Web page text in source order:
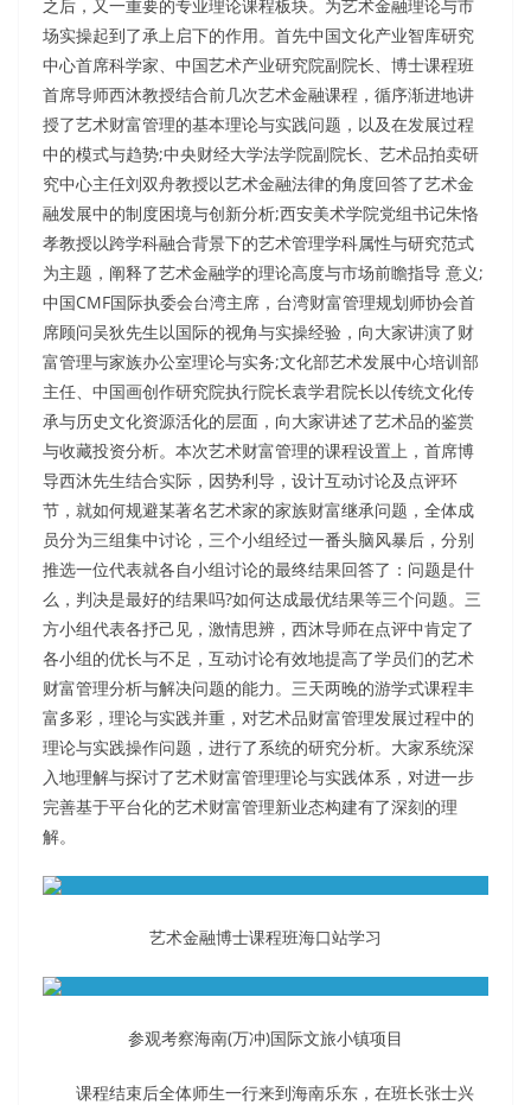
之后，又一重要的专业理论课程板块。为艺术金融理论与市
场实操起到了承上启下的作用。首先中国文化产业智库研究
中心首席科学家、中国艺术产业研究院副院长、博士课程班
首席导师西沐教授结合前几次艺术金融课程，循序渐进地讲
授了艺术财富管理的基本理论与实践问题，以及在发展过程
中的模式与趋势;中央财经大学法学院副院长、艺术品拍卖研
究中心主任刘双舟教授以艺术金融法律的角度回答了艺术金
融发展中的制度困境与创新分析;西安美术学院党组书记朱恪
孝教授以跨学科融合背景下的艺术管理学科属性与研究范式
为主题，阐释了艺术金融学的理论高度与市场前瞻指导 意义;
中国CMF国际执委会台湾主席，台湾财富管理规划师协会首
席顾问吴狄先生以国际的视角与实操经验，向大家讲演了财
富管理与家族办公室理论与实务;文化部艺术发展中心培训部
主任、中国画创作研究院执行院长袁学君院长以传统文化传
承与历史文化资源活化的层面，向大家讲述了艺术品的鉴赏
与收藏投资分析。本次艺术财富管理的课程设置上，首席博
导西沐先生结合实际，因势利导，设计互动讨论及点评环
节，就如何规避某著名艺术家的家族财富继承问题，全体成
员分为三组集中讨论，三个小组经过一番头脑风暴后，分别
推选一位代表就各自小组讨论的最终结果回答了：问题是什
么，判决是最好的结果吗?如何达成最优结果等三个问题。三
方小组代表各抒己见，激情思辨，西沐导师在点评中肯定了
各小组的优长与不足，互动讨论有效地提高了学员们的艺术
财富管理分析与解决问题的能力。三天两晚的游学式课程丰
富多彩，理论与实践并重，对艺术品财富管理发展过程中的
理论与实践操作问题，进行了系统的研究分析。大家系统深
入地理解与探讨了艺术财富管理理论与实践体系，对进一步
完善基于平台化的艺术财富管理新业态构建有了深刻的理
解。
艺术金融博士课程班海口站学习
参观考察海南(万冲)国际文旅小镇项目
课程结束后全体师生一行来到海南乐东，在班长张士兴